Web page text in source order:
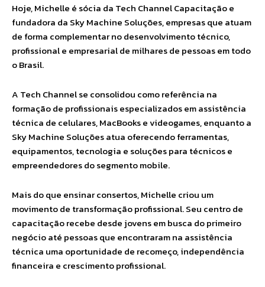
Hoje, Michelle é sócia da Tech Channel Capacitação e
fundadora da Sky Machine Soluções, empresas que atuam
de forma complementar no desenvolvimento técnico,
profissional e empresarial de milhares de pessoas em todo
o Brasil.
A Tech Channel se consolidou como referência na
formação de profissionais especializados em assistência
técnica de celulares, MacBooks e videogames, enquanto a
Sky Machine Soluções atua oferecendo ferramentas,
equipamentos, tecnologia e soluções para técnicos e
empreendedores do segmento mobile.
Mais do que ensinar consertos, Michelle criou um
movimento de transformação profissional. Seu centro de
capacitação recebe desde jovens em busca do primeiro
negócio até pessoas que encontraram na assistência
técnica uma oportunidade de recomeço, independência
financeira e crescimento profissional.